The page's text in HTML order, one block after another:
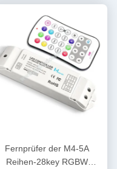
Fernprüfer der M4-5A
Reihen-28key RGBW